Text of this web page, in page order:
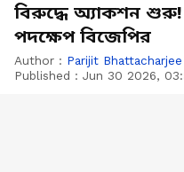
বিরুদ্ধে অ্যাকশন শুরু!
পদক্ষেপ বিজেপির
Author : Parijit Bhattacharjee
Published : Jun 30 2026,